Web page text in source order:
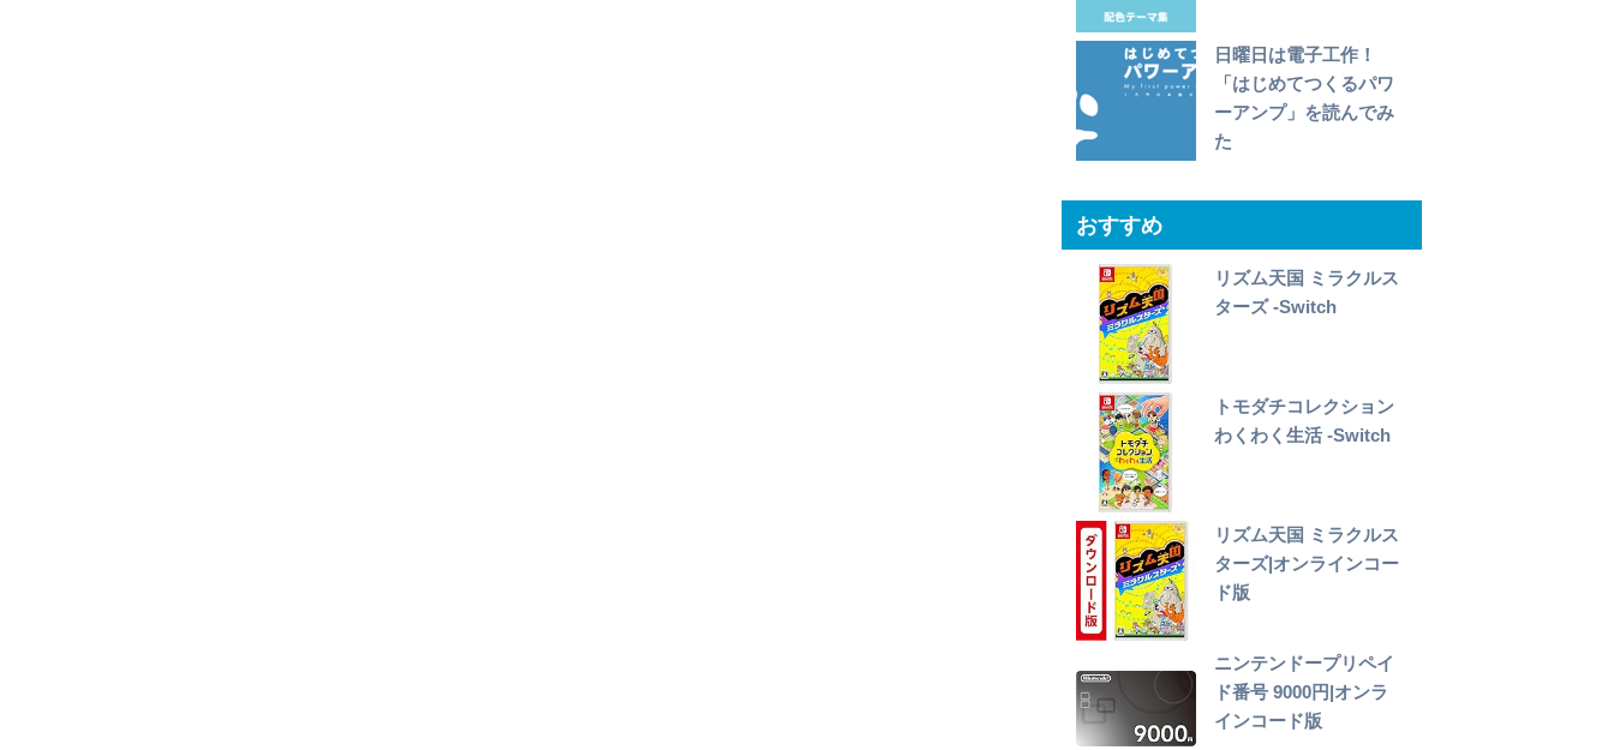
日曜日は電子工作！
「はじめてつくるパワ
ーアンプ」を読んでみ
た
おすすめ
リズム天国 ミラクルス
ターズ -Switch
トモダチコレクション
わくわく生活 -Switch
リズム天国 ミラクルス
ターズ|オンラインコー
ド版
ニンテンドープリペイ
ド番号 9000円|オンラ
インコード版